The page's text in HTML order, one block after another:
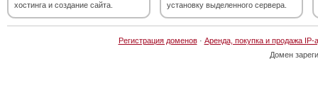
хостинга и создание сайта.
установку выделенного сервера.
Регистрация доменов· Аренда, покупка и продажа IP-
Домен